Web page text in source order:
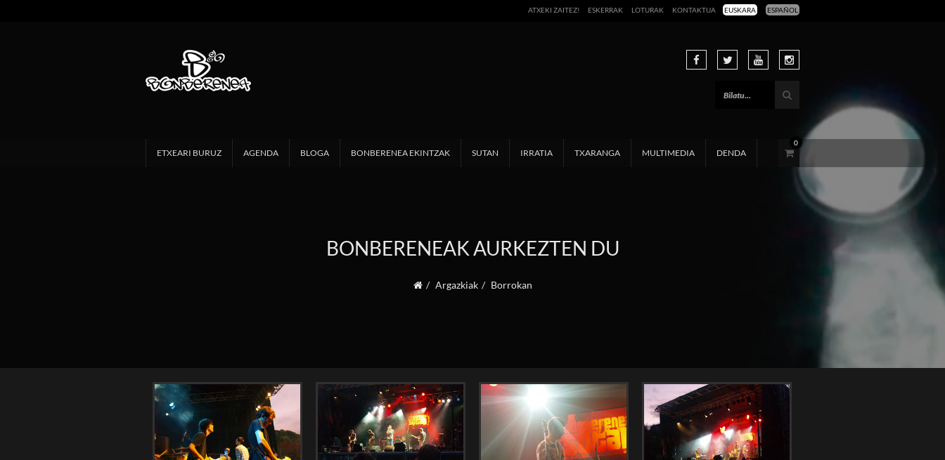
EUSKARA ESPAÑOL
ATXEKI ZAITEZ! ESKERRAK LOTURAK KONTAKTUA
ETXEARI BURUZ AGENDA BLOGA BONBERENEA EKINTZAK SUTAN IRRATIA TXARANGA MULTIMEDIA DENDA
0
BONBERENEAK AURKEZTEN DU
Argazkiak Borrokan